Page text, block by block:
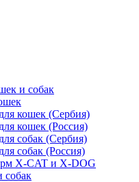
и собак
кошек (Сербия)
кошек (Россия)
собак (Сербия)
собак (Россия)
X-CAT и X-DOG
собак